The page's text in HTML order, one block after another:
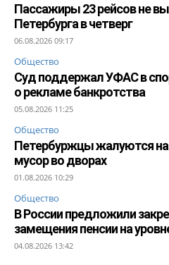
Пассажиры 23 рейсов не
Петербурга в четверг
06.08.2026 09:17
Общество
Суд поддержал УФАС в
о рекламе банкротства
05.08.2026 11:25
Общество
Петербуржцы жалуются
мусор во дворах
01.08.2026 10:29
Общество
В России предложили
замещения пенсии на
04.08.2026 13:42